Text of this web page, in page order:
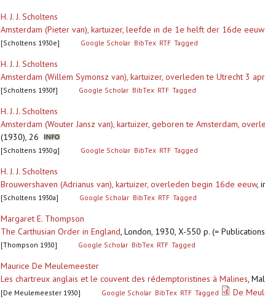
H. J. J. Scholtens
Amsterdam (Pieter van), kartuizer, leefde in de 1e helft der 16de
[Scholtens 1930e] Google Scholar BibTex RTF Tagged
H. J. J. Scholtens
Amsterdam (Willem Symonsz van), kartuizer, overleden te Utrecht 3
[Scholtens 1930f] Google Scholar BibTex RTF Tagged
H. J. J. Scholtens
Amsterdam (Wouter Jansz van), kartuizer, geboren te Amsterdam,
(1930), 26
[Scholtens 1930g] Google Scholar BibTex RTF Tagged
H. J. J. Scholtens
Brouwershaven (Adrianus van), kartuizer, overleden begin 16de eeuw,
[Scholtens 1930a] Google Scholar BibTex RTF Tagged
Margaret E. Thompson
The Carthusian Order in England, London, 1930, X-550 p. (=
[Thompson 1930] Google Scholar BibTex RTF Tagged
Maurice De Meulemeester
Les chartreux anglais et le couvent des rédemptoristines à Malines,
[De Meulemeester 1930] Google Scholar BibTex RTF Tagged De